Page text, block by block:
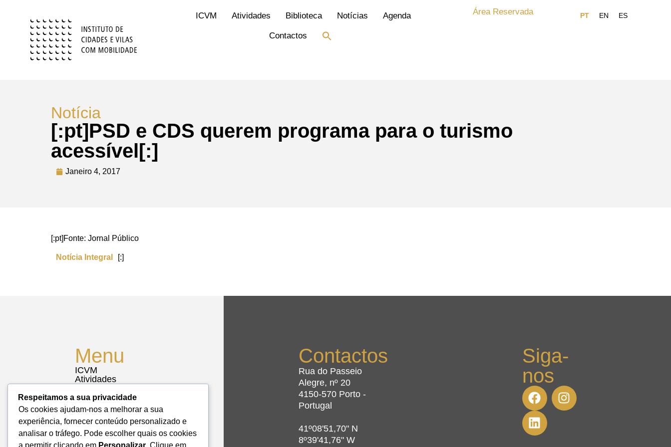
ICVM Atividades Biblioteca Notícias Agenda
Contactos
Área Reservada
Notícia
[:pt]PSD e CDS querem programa para o turismo
acessível[:]
Janeiro 4, 2017
[:pt]Fonte: Jornal Público
Notícia Integral [:]
Menu
ICVM
Atividades
Biblioteca
Contactos
Mapa do Site
Contactos
Rua do Passeio
Alegre, nº 20
4150-570 Porto -
Portugal
41º08'51,70" N
8º39'41,76" W
Siga-
nos
Respeitamos a sua privacidade
Os cookies ajudam-nos a melhorar a sua
experiência, fornecer conteúdo personalizado e
analisar o tráfego. Pode escolher quais os cookies
a permitir clicando em Personalizar . Clique em